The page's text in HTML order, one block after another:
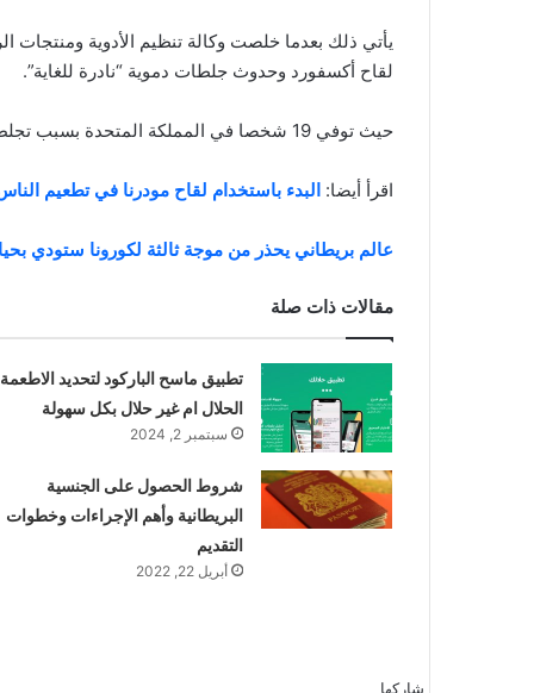
لقاح أكسفورد وحدوث جلطات دموية “نادرة للغاية”.
حيث توفي 19 شخصا في المملكة المتحدة بسبب تجلط الدم النادر بعد أخذ اللقاح.
اقرأ أيضا: البدء باستخدام لقاح مودرنا في تطعيم
عالم بريطاني يحذر من موجة ثالثة لكورونا ستودي
مقالات ذات صلة
تطبيق ماسح الباركود لتحديد الاطعمة
الحلال ام غير حلال بكل سهولة
سبتمبر 2, 2024
شروط الحصول على الجنسية
البريطانية وأهم الإجراءات وخطوات
التقديم
أبريل 22, 2022
شاركها